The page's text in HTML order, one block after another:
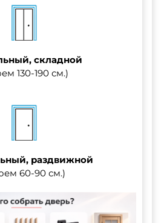
складной
130-190 см.)
раздвижной
60-90 см.)